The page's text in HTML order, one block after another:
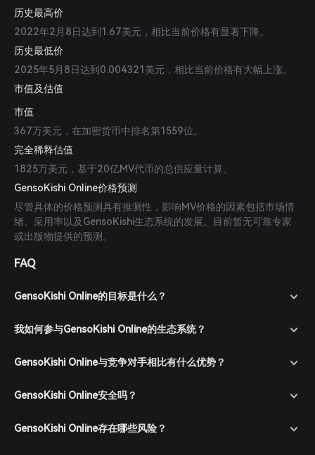
历史最高价
2022年2月8日达到1.67美元，相比当前价格有显著下降。
历史最低价
2025年5月8日达到0.004321美元，相比当前价格有大幅上涨。
市值及估值
市值
367万美元，在加密货币中排名第1559位。
完全稀释估值
1825万美元，基于20亿MV代币的总供应量计算。
GensoKishi Online价格预测
尽管具体的价格预测具有推测性，影响MV价格的因素包括市场情
绪、采用率以及GensoKishi生态系统的发展。目前暂无可靠专家
或出版物提供的预测。
FAQ
GensoKishi Online的目标是什么？
我如何参与GensoKishi Online的生态系统？
GensoKishi Online与竞争对手相比有什么优势？
GensoKishi Online安全吗？
GensoKishi Online存在哪些风险？